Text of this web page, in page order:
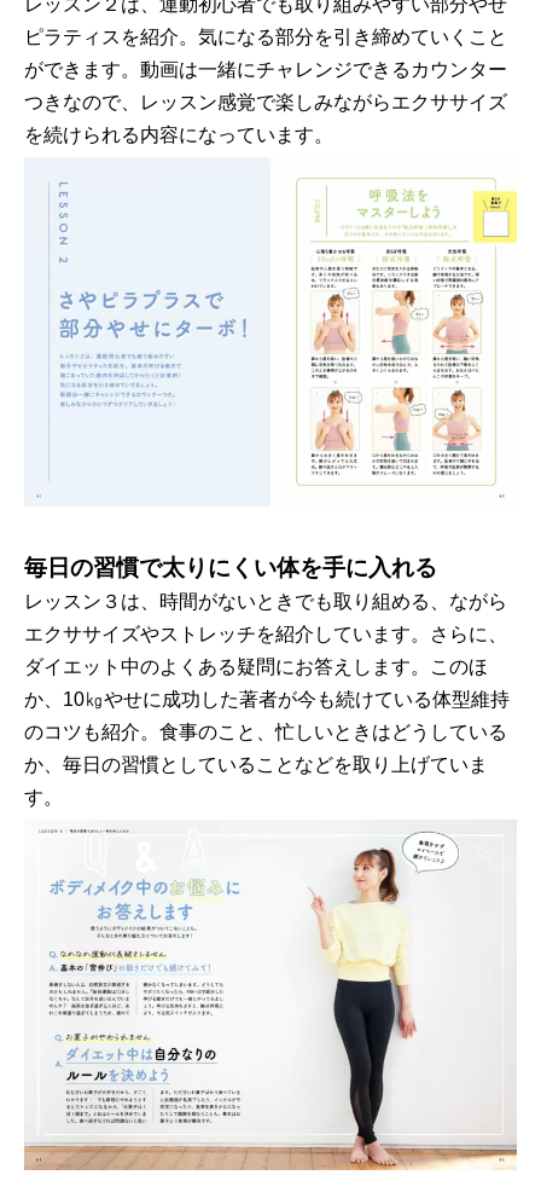
ピラティスを紹介。気になる部分を引き締めていくこと
ができます。動画は一緒にチャレンジできるカウンター
つきなので、レッスン感覚で楽しみながらエクササイズ
を続けられる内容になっています。
毎日の習慣で太りにくい体を手に入れる
レッスン３は、時間がないときでも取り組める、ながら
エクササイズやストレッチを紹介しています。さらに、
ダイエット中のよくある疑問にお答えします。このほ
か、10㎏やせに成功した著者が今も続けている体型維持
のコツも紹介。食事のこと、忙しいときはどうしている
か、毎日の習慣としていることなどを取り上げていま
す。